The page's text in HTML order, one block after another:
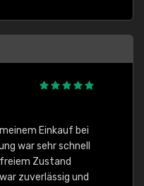
Einkauf bei
war sehr schnell
Zustand
zuverlässig und